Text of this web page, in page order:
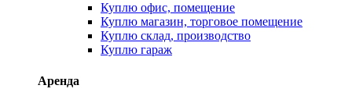
Куплю офис, помещение
Куплю магазин, торговое помещение
Куплю склад, производство
Куплю гараж
Аренда